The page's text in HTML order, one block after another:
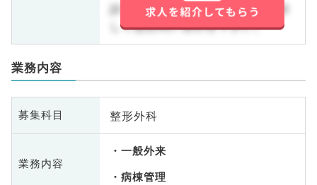
詳しくはお問い合わせ下さい。詳
しくはお問い合わせ下さい。
業務内容
募集科目 整形外科
業務内容
一般外来
病棟管理